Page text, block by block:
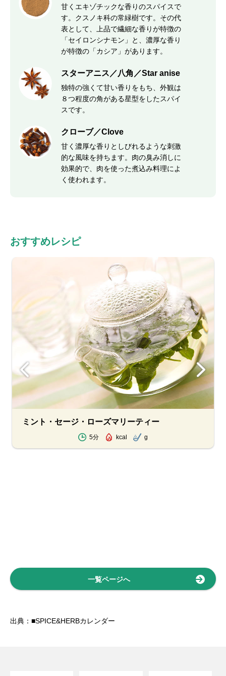
甘くエキゾチックな香りのスパイスで
す。クスノキ科の常緑樹です。その代
表として、上品で繊細な香りが特徴の
「セイロンシナモン」と、濃厚な香り
が特徴の「カシア」があります。
スターアニス／八角／Star anise
独特の強くて甘い香りをもち、外観は
８つ程度の角がある星型をしたスパイ
スです。
クローブ／Clove
甘く濃厚な香りとしびれるような刺激
的な風味を持ちます。肉の臭み消しに
効果的で、肉を使った煮込み料理によ
く使われます。
おすすめレシピ
ミント・セージ・ローズマリーティー
5分 kcal g
一覧ページへ
出典：■SPICE&HERBカレンダー